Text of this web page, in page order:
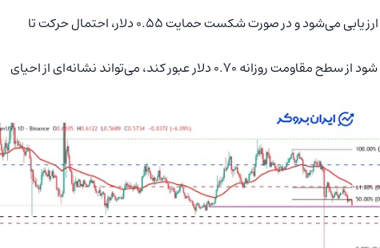
ارزیابی می‌شود و در صورت شکست حمایت ۰.۵۵ دلار، احتمال حرکت تا
اما در سناریوی بازگشتی، در صورتی که قیمت موفق شود از سطح مقاومت روزانه ۰.۷۰ دلار عبور کند، می‌تواند نشانه‌ای از احیای